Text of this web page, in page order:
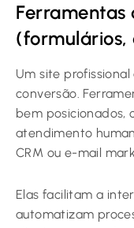
Ferramentas
(formulários,
Um site
conversão.
bem posicionados,
atendimento
CRM ou e-mail
Elas facilitam a
automatizam